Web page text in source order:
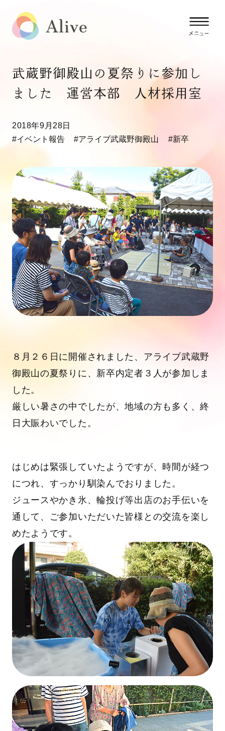
武蔵野御殿山の夏祭りに参加し
ました 運営本部 人材採用室
2018年9月28日
#イベント報告
#アライブ武蔵野御殿山 #新卒
８月２６日に開催されました、アライブ武蔵野
御殿山の夏祭りに、新卒内定者３人が参加しま
した。
厳しい暑さの中でしたが、地域の方も多く、終
日大賑わいでした。
はじめは緊張していたようですが、時間が経つ
につれ、すっかり馴染んでおりました。
ジュースやかき氷、輪投げ等出店のお手伝いを
通して、ご参加いただいた皆様との交流を楽し
めたようです。